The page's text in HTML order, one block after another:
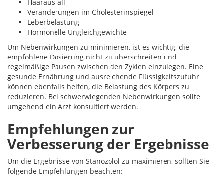
Haarausfall
Veränderungen im Cholesterinspiegel
Leberbelastung
Hormonelle Ungleichgewichte
Um Nebenwirkungen zu minimieren, ist es wichtig, die
empfohlene Dosierung nicht zu überschreiten und
regelmäßige Pausen zwischen den Zyklen einzulegen. Eine
gesunde Ernährung und ausreichende Flüssigkeitszufuhr
können ebenfalls helfen, die Belastung des Körpers zu
reduzieren. Bei schwerwiegenden Nebenwirkungen sollte
umgehend ein Arzt konsultiert werden.
Empfehlungen zur
Verbesserung der Ergebnisse
Um die Ergebnisse von Stanozolol zu maximieren, sollten Sie
folgende Empfehlungen beachten: